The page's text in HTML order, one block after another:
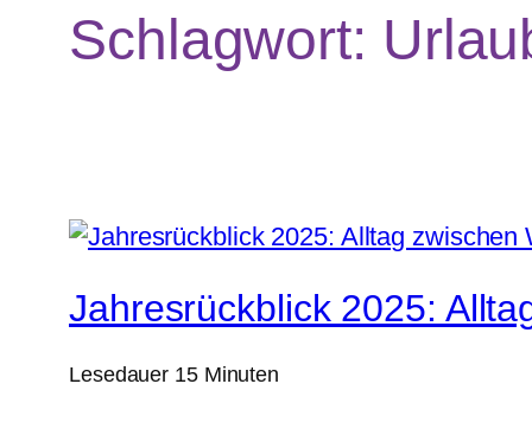
Schlagwort:
Jahresrückblick 2025:
Lesedauer 15 Minuten